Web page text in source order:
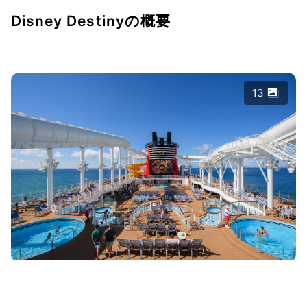
Disney Destinyの概要
13